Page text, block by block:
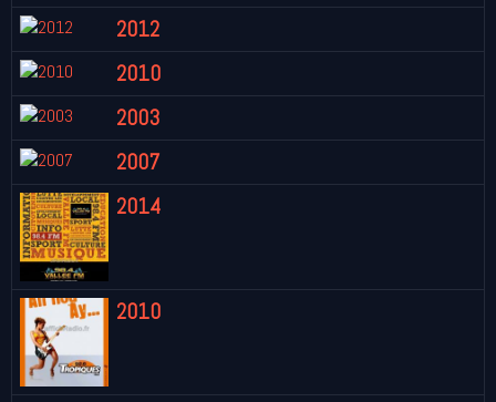
2012
2010
2003
2007
2014
2010